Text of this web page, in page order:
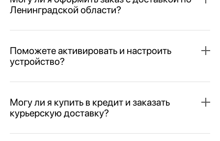
Ленинградской области?
Поможете активировать и настроить
устройство?
Могу ли я купить в кредит и заказать
курьерскую доставку?